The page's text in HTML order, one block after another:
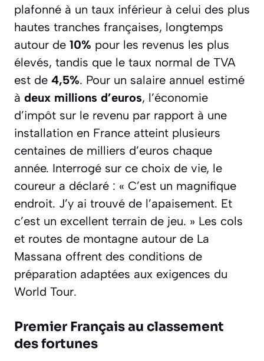
plafonné à un taux inférieur à celui des plus
hautes tranches françaises, longtemps
autour de 10% pour les revenus les plus
élevés, tandis que le taux normal de TVA
est de 4,5%. Pour un salaire annuel estimé
à deux millions d’euros, l’économie
d’impôt sur le revenu par rapport à une
installation en France atteint plusieurs
centaines de milliers d’euros chaque
année. Interrogé sur ce choix de vie, le
coureur a déclaré : « C’est un magnifique
endroit. J’y ai trouvé de l’apaisement. Et
c’est un excellent terrain de jeu. » Les cols
et routes de montagne autour de La
Massana offrent des conditions de
préparation adaptées aux exigences du
World Tour.
Premier Français au classement
des fortunes